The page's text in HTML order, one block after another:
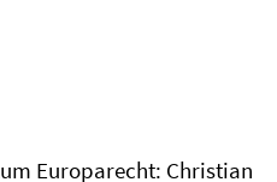
Europarecht: Christian